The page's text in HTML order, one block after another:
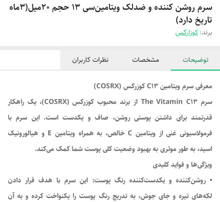
سرم‌ روشن‌ کننده‌ و‌ ضدلک‌ ویتامین‌سی 13‌ حجم‌ 20‌میل(۳ماه
تاریخ دارد)
برند: کوزارکس
توضیحات مشخصات نظرات کاربران
معرفی سرم ویتامین C13 کوزرکس (COSRX)
سرم The Vitamin C13 از برند محبوب کوزرکس (COSRX)، یک راهکار
قدرتمند برای داشتن پوستی روشن، صاف و یکدست است. این سرم با
فرمولاسیونی غنی از ویتامین C خالص، به همراه ویتامین E و هیالورونیک
اسید، به طور موثری به بهبود وضعیت کلی پوست شما کمک می‌کند.
ویژگی‌ها و فواید کلیدی
• روشن‌کننده و یکدست‌کننده رنگ پوست: این سرم با هدف قرار دادن
لکه‌های تیره و جای جوش، به تدریج رنگ پوست را یکنواخت کرده و به آن